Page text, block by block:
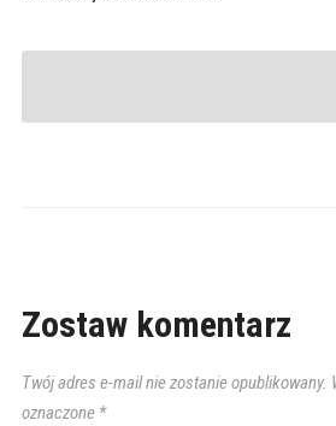
Zostaw komentarz
Twój adres e-mail nie zostanie opublikowany.
oznaczone *